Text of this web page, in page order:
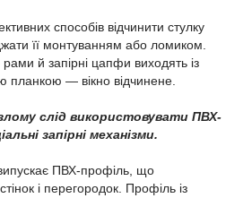
способів відчинити стулку
її монтуванням або ломиком.
й запірні цапфи виходять із
планкою — вікно відчинене.
слід використовувати ПВХ-
запірні механізми.
ПВХ-профіль, що
і перегородок. Профіль із